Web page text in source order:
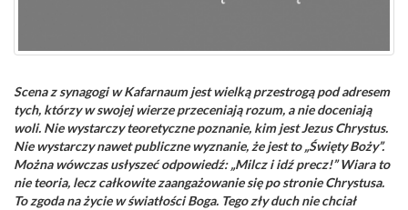
Scena z synagogi w Kafarnaum jest wielką przestrogą pod adresem
tych, którzy w swojej wierze przeceniają rozum, a nie doceniają
woli. Nie wystarczy teoretyczne poznanie, kim jest Jezus Chrystus.
Nie wystarczy nawet publiczne wyznanie, że jest to „Święty Boży”.
Można wówczas usłyszeć odpowiedź: „Milcz i idź precz!” Wiara to
nie teoria, lecz całkowite zaangażowanie się po stronie Chrystusa.
To zgoda na życie w światłości Boga. Tego zły duch nie chciał